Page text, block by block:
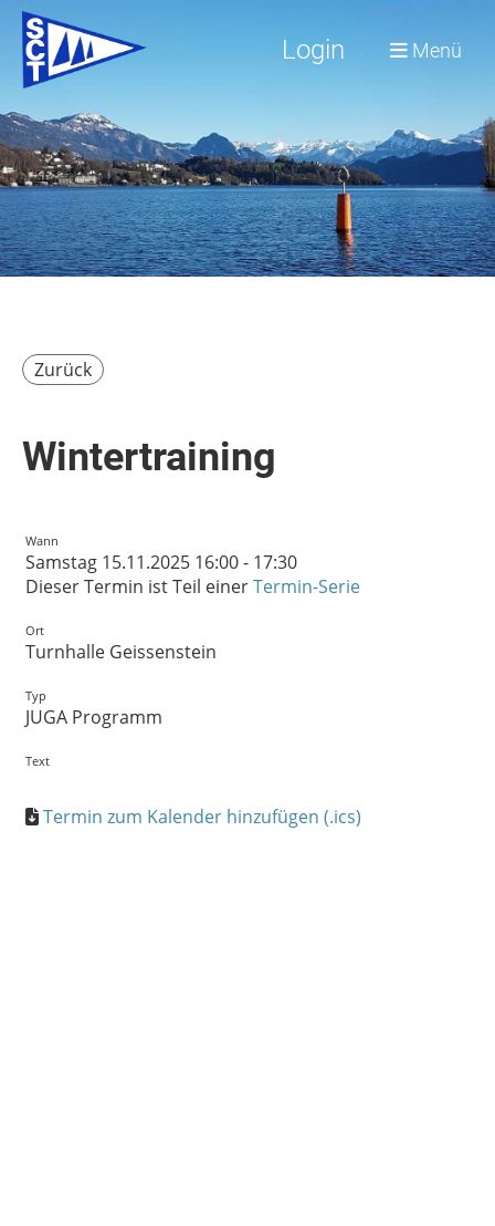
Login Menü
Zurück
Wintertraining
Wann
Samstag 15.11.2025 16:00 - 17:30
Dieser Termin ist Teil einerTermin-Serie
Ort
Turnhalle Geissenstein
Typ
JUGA Programm
Text
Termin zum Kalender hinzufügen (.ics)